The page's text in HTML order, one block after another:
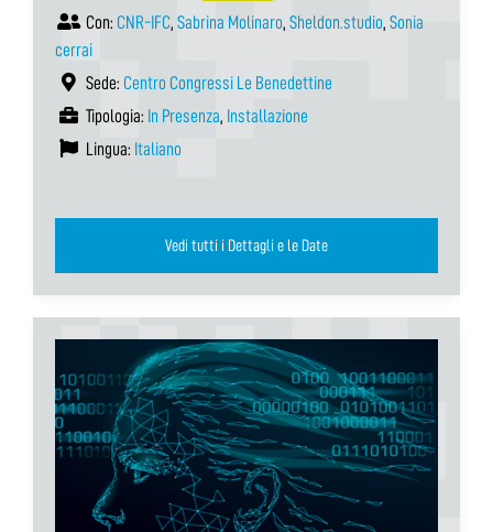
Con: CNR-IFC, Sabrina Molinaro, Sheldon.studio, Sonia
cerrai
Sede: Centro Congressi Le Benedettine
Tipologia: In Presenza, Installazione
Lingua: Italiano
Vedi tutti i Dettagli e le Date